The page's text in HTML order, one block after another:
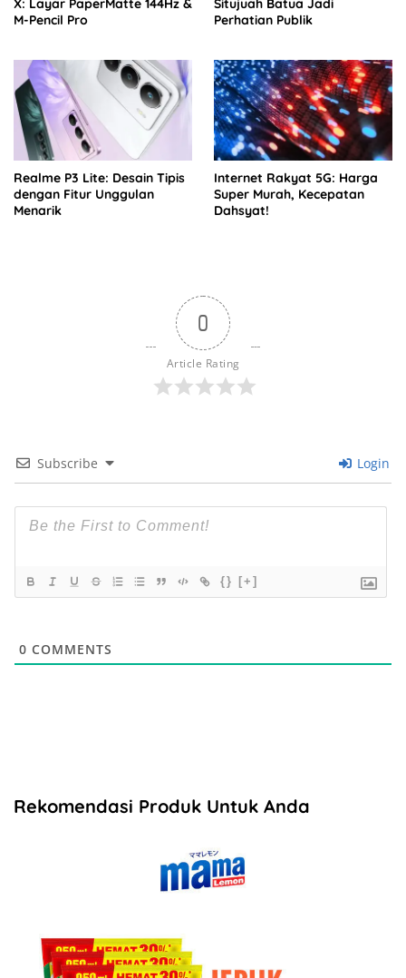
X: Layar PaperMatte 144Hz &
M-Pencil Pro
Situjuah Batua Jadi
Perhatian Publik
Realme P3 Lite: Desain Tipis
dengan Fitur Unggulan
Menarik
Internet Rakyat 5G: Harga
Super Murah, Kecepatan
Dahsyat!
0
Article Rating
Subscribe Login
{} [+]
0 COMMENTS
Rekomendasi Produk Untuk Anda